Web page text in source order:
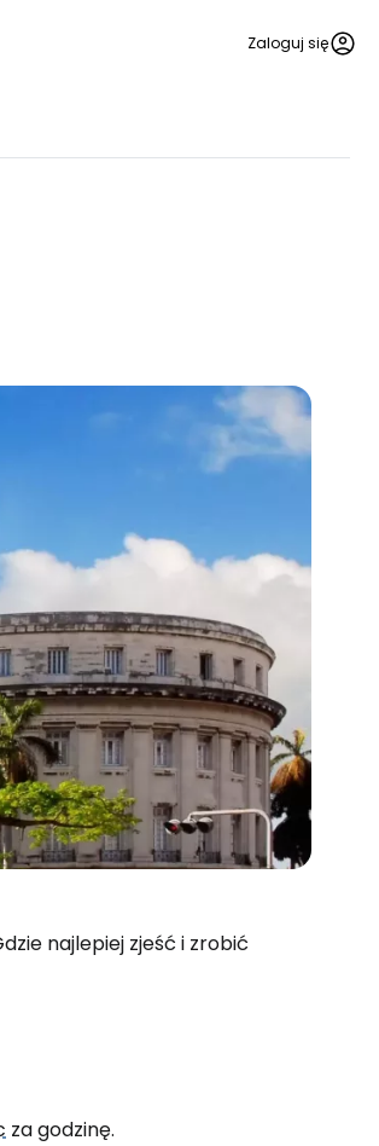
Zaloguj się
najlepiej zjeść i zrobić
za godzinę.